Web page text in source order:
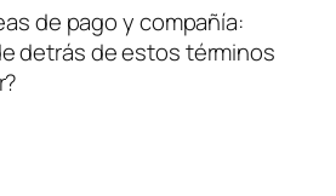
de pago y compañía:
detrás de estos términos